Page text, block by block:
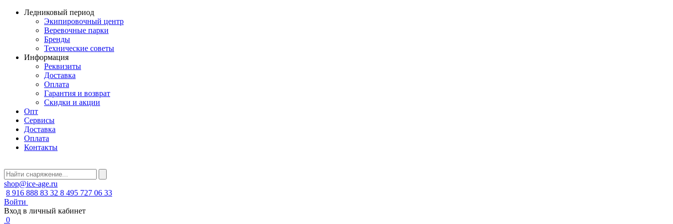
Ледниковый период
Экипировочный центр
Веревочные парки
Бренды
Технические советы
Информация
Реквизиты
Доставка
Оплата
Гарантия и возврат
Скидки и акции
Опт
Сервисы
Доставка
Оплата
Контакты
shop@ice-age.ru
8 916 888 83 32 8 495 727 06 33
Войти
Вход в личный кабинет
0